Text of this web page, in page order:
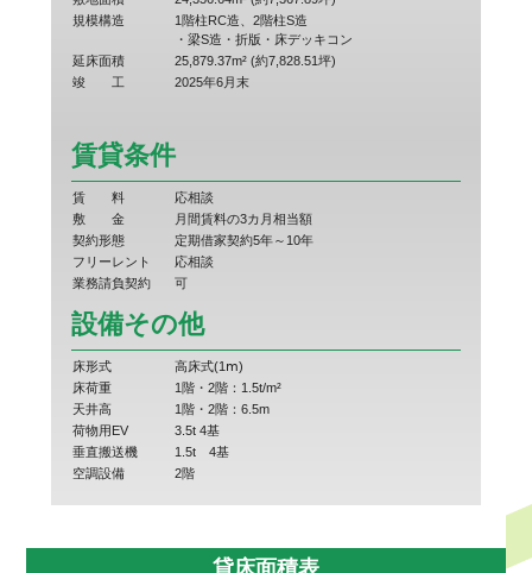
規模構造
1階柱RC造、2階柱S造
・梁S造・折版・床デッキコン
延床面積
25,879.37m² (約7,828.51坪)
竣 工 2025年6月末
賃貸条件
賃 料
応相談
敷 金
月間賃料の3カ月相当額
契約形態
定期借家契約5年～10年
フリーレント
応相談
業務請負契約
可
設備その他
床形式
高床式(1ⅿ)
床荷重
1階・2階：1.5t/m²
天井高
1階・2階：6.5m
荷物用EV
3.5t 4基
垂直搬送機
1.5t 4基
空調設備
2階